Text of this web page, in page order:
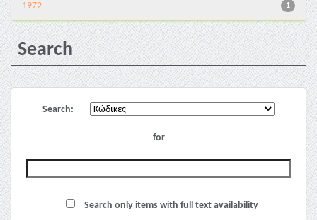
1
1972
Search
Search:
for
Search only items with full text availability